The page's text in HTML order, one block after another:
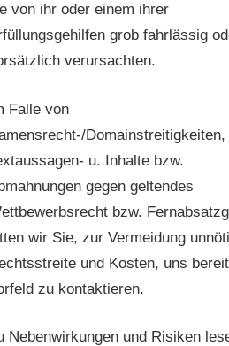
von ihr oder einem ihrer
grob fahrlässig
verursachten.
Falle von
Domainstreitigkeiten,
u. Inhalte bzw.
gegen geltendes
bzw.
wir Sie, zur Vermeidung
und Kosten, uns
zu kontaktieren.
Nebenwirkungen und Risiken